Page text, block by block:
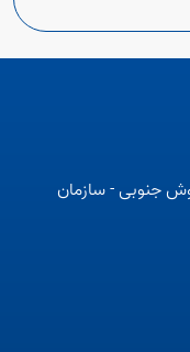
جنوبی - سازمان